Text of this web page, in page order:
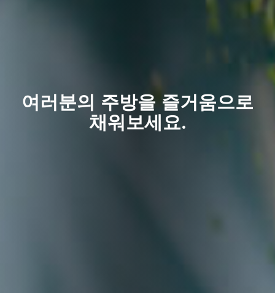
여러분의 주방을 즐거움으로
채워보세요.